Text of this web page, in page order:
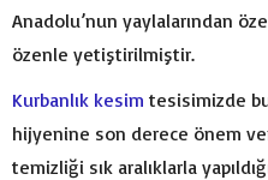
Anadolu’nun yaylalarından
özenle yetiştirilmiştir.
Kurbanlık kesim tesisimizde
hijyenine son derece önem
temizliği sık aralıklarla